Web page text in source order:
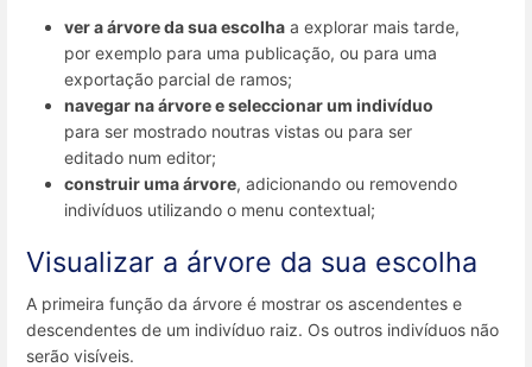
ver a árvore da sua escolha a explorar mais tarde,
por exemplo para uma publicação, ou para uma
exportação parcial de ramos;
navegar na árvore e seleccionar um indivíduo
para ser mostrado noutras vistas ou para ser
editado num editor;
construir uma árvore, adicionando ou removendo
indivíduos utilizando o menu contextual;
Visualizar a árvore da sua escolha
A primeira função da árvore é mostrar os ascendentes e
descendentes de um indivíduo raiz. Os outros indivíduos não
serão visíveis.